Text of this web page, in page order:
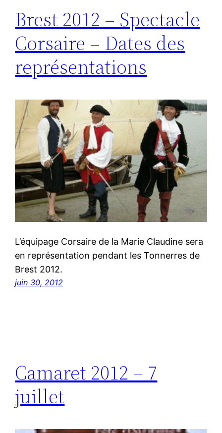
Brest 2012 – Spectacle
Corsaire – Dates des
représentations
L’équipage Corsaire de la Marie Claudine sera
en représentation pendant les Tonnerres de
Brest 2012.
juin 30, 2012
Camaret 2012 – 7
juillet